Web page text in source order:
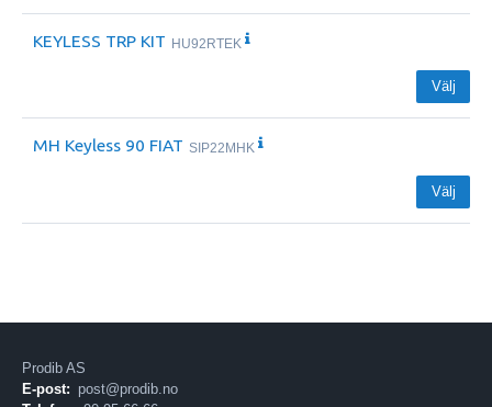
KEYLESS TRP KIT HU92RTEK
Välj
MH Keyless 90 FIAT SIP22MHK
Välj
Prodib AS
E-post: post@prodib.no